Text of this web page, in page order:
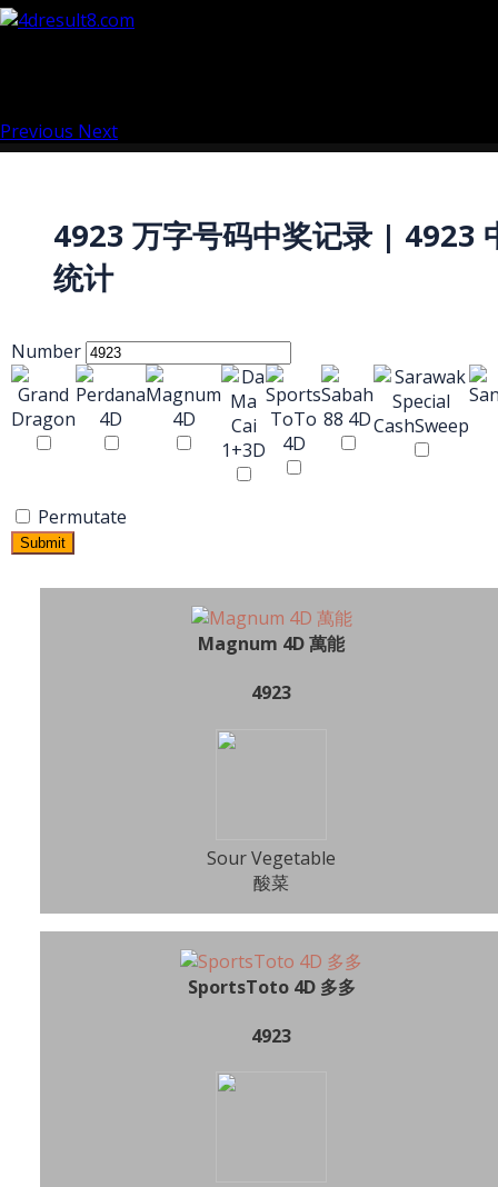
Previous Next
4923 万字号码中奖记录 | 4923
统计
Number
Permutate
Submit
Magnum 4D 萬能
4923
Sour Vegetable
酸菜
SportsToto 4D 多多
4923